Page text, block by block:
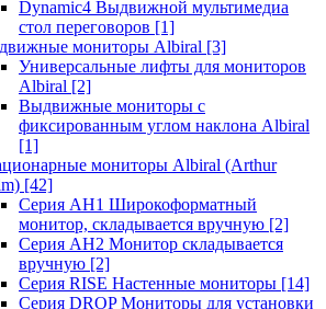
Dynamic4 Выдвижной мультимедиа
стол переговоров [1]
мониторы Albiral [3]
Универсальные лифты для мониторов
Albiral [2]
Выдвижные мониторы с
фиксированным углом наклона Albiral
[1]
мониторы Albiral (Arthur
[42]
Серия AH1 Широкоформатный
монитор, складывается вручную [2]
Серия AH2 Монитор складывается
вручную [2]
Серия RISE Настенные мониторы [14]
Серия DROP Мониторы для установки